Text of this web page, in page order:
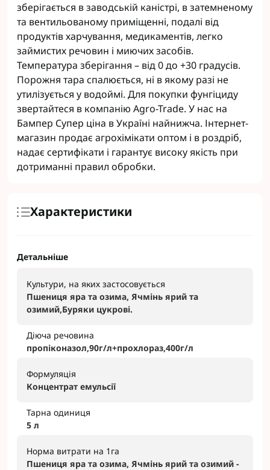
зберігається в заводській каністрі, в затемненому
та вентильованому приміщенні, подалі від
продуктів харчування, медикаментів, легко
займистих речовин і миючих засобів.
Температура зберігання – від 0 до +30 градусів.
Порожня тара спалюється, ні в якому разі не
утилізується у водоймі. Для покупки фунгіциду
звертайтеся в компанію Agro-Trade. У нас на
Бампер Супер ціна в Україні найнижча. Інтернет-
магазин продає агрохімікати оптом і в роздріб,
надає сертифікати і гарантує високу якість при
дотриманні правил обробки.
Характеристики
Детальніше
Культури, на яких застосовується
Пшениця яра та озима, Ячмінь ярий та
озимий,Буряки цукрові.
Діюча речовина
пропіконазол,90г/л+прохлораз,400г/л
Формуляція
Концентрат емульсії
Тарна одиниця
5 л
Норма витрати на 1га
Пшениця яра та озима, Ячмінь ярий та озимий -